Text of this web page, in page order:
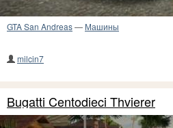
GTA San Andreas— Машины
milcin7
Bugatti Centodieci Thvierer